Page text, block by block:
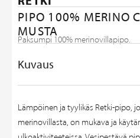
PIPO 100% MERINO
MUSTA
Paksumpi 100% merinovillapipo.
Kuvaus
Lämpöinen ja tyylikäs Retki-pipo,
merinovillasta, on mukava ja